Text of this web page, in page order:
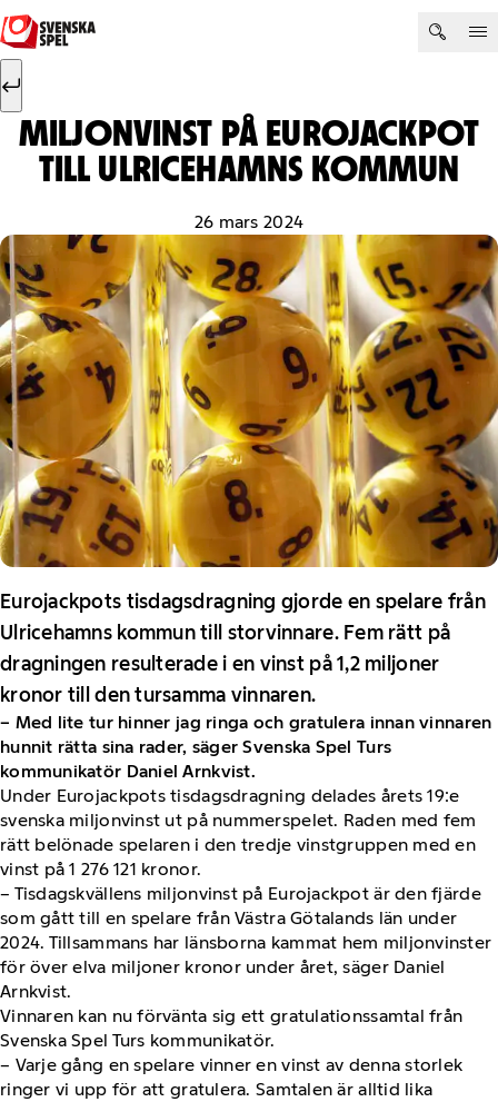
Hoppa till innehåll
Sök efter:
MILJONVINST PÅ EUROJACKPOT
TILL ULRICEHAMNS KOMMUN
26 mars 2024
Eurojackpots tisdagsdragning gjorde en spelare från
Ulricehamns kommun till storvinnare. Fem rätt på
dragningen resulterade i en vinst på 1,2 miljoner
kronor till den tursamma vinnaren.
– Med lite tur hinner jag ringa och gratulera innan vinnaren
hunnit rätta sina rader, säger Svenska Spel Turs
kommunikatör Daniel Arnkvist.
Under Eurojackpots tisdagsdragning delades årets 19:e
svenska miljonvinst ut på nummerspelet. Raden med fem
rätt belönade spelaren i den tredje vinstgruppen med en
vinst på 1 276 121 kronor.
– Tisdagskvällens miljonvinst på Eurojackpot är den fjärde
som gått till en spelare från Västra Götalands län under
2024. Tillsammans har länsborna kammat hem miljonvinster
för över elva miljoner kronor under året, säger Daniel
Arnkvist.
Vinnaren kan nu förvänta sig ett gratulationssamtal från
Svenska Spel Turs kommunikatör.
– Varje gång en spelare vinner en vinst av denna storlek
ringer vi upp för att gratulera. Samtalen är alltid lika